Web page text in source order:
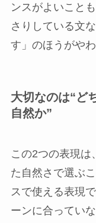
ンスがよいこと
さりしている文
す」のほうがや
大切なのは“ど
自然か”
この2つの表現は
た自然さで選ぶ
スで使える表現
ーンに合ってい